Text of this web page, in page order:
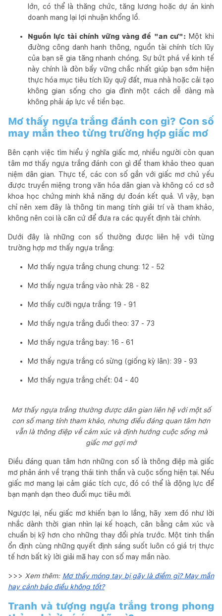
lớn, có thể là thăng chức, tăng lương hoặc dự án kinh
doanh mang lại lợi nhuận khổng lồ.
Nguồn lực tài chính vững vàng để "an cư": Một khi
đường công danh hanh thông, nguồn tài chính tích lũy
của bạn sẽ gia tăng nhanh chóng. Sự bứt phá về kinh tế
này chính là đòn bẩy vững chắc nhất giúp bạn sớm hiện
thực hóa mục tiêu tích lũy quỹ đất, mua nhà hoặc cải tạo
không gian sống cho gia đình một cách dễ dàng mà
không phải áp lực về tiền bạc.
Mơ thấy ngựa trắng đánh con gì? Con số
may mắn theo từng trường hợp giấc mơ
Bên cạnh việc tìm hiểu ý nghĩa giấc mơ, nhiều người còn quan
tâm mơ thấy ngựa trắng đánh con gì để tham khảo theo quan
niệm dân gian. Thực tế, các con số gắn với giấc mơ chủ yếu
được truyền miệng trong văn hóa dân gian và không có cơ sở
khoa học chứng minh khả năng dự đoán kết quả. Vì vậy, bạn
chỉ nên xem đây là thông tin mang tính giải trí và tham khảo,
không nên coi là căn cứ để đưa ra các quyết định tài chính.
Dưới đây là những con số thường được liên hệ với từng
trường hợp mơ thấy ngựa trắng:
Mơ thấy ngựa trắng chung chung: 12 - 52
Mơ thấy ngựa trắng vào nhà: 28 - 82
Mơ thấy cưỡi ngựa trắng: 19 - 91
Mơ thấy ngựa trắng đuổi theo: 37 - 73
Mơ thấy ngựa trắng bay: 16 - 61
Mơ thấy ngựa trắng có sừng (giống kỳ lân): 39 - 93
Mơ thấy ngựa trắng chết: 04 - 40
Mơ thấy ngựa trắng thường được dân gian liên hệ với một số
con số mang tính tham khảo, nhưng điều đáng quan tâm hơn
vẫn là thông điệp về cảm xúc và định hướng cuộc sống mà
giấc mơ gợi mở
Điều đáng quan tâm hơn những con số là thông điệp mà giấc
mơ phản ánh về trạng thái tinh thần và cuộc sống hiện tại. Nếu
giấc mơ mang lại cảm giác tích cực, đó có thể là động lực để
bạn mạnh dạn theo đuổi mục tiêu mới.
Ngược lại, nếu giấc mơ khiến bạn lo lắng, hãy xem đó như lời
nhắc dành thời gian nhìn lại kế hoạch, cân bằng cảm xúc và
chuẩn bị kỹ hơn cho những thay đổi phía trước. Một tinh thần
ổn định cùng những quyết định sáng suốt luôn có giá trị thực
tế hơn bất kỳ lời giải mã hay con số may mắn nào.
>>> Xem thêm: Mơ thấy móng tay bị gãy là điềm gì? May mắn
hay cảnh báo điều không tốt?
Tranh và tượng ngựa trắng trong phong